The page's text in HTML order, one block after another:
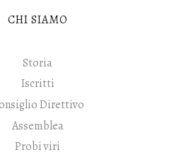
CHI SIAMO
Storia
Iscritti
Direttivo
Assemblea
Probi viri